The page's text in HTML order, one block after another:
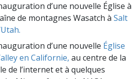
d’une nouvelle Église à
de montagnes Wasatch à Salt
d’une nouvelle Église
en Californie, au centre de la
de l’internet et à quelques